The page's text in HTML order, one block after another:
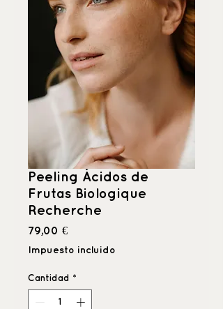
Peeling Ácidos de
Frutas Biologique
Recherche
79,00 €Precio
Impuesto incluido
Cantidad *